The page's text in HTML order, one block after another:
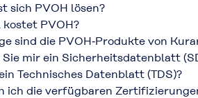
sich PVOH lösen?
kostet PVOH?
sind die PVOH‑Produkte von
Sie mir ein Sicherheitsdatenblatt
Technisches Datenblatt (TDS)?
ich die verfügbaren